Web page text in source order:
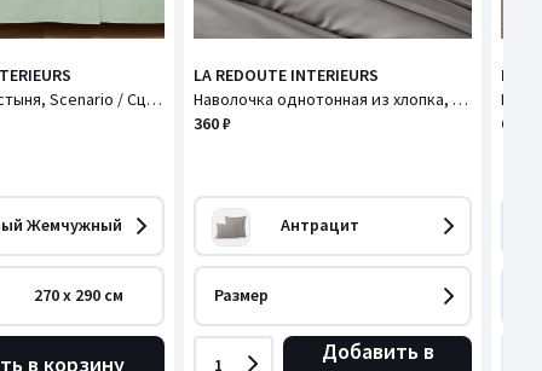
Хлопковая простыня, Scenario / Сценарио
Жемчужный
270 x 290 см
в корзину
LA REDOUTE INTERIEURS
Наволочка однотонная из хлопка, Scenario / Сценарио
360 ₽
Антрацит
Размер
1
Добавить в
LA
630 ₽